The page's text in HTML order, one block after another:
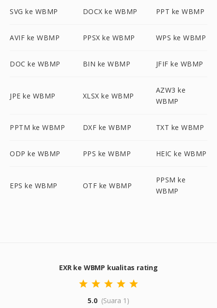
SVG ke WBMP DOCX ke WBMP PPT ke WBMP
AVIF ke WBMP PPSX ke WBMP WPS ke WBMP
DOC ke WBMP BIN ke WBMP JFIF ke WBMP
JPE ke WBMP XLSX ke WBMP
AZW3 ke
WBMP
PPTM ke WBMP DXF ke WBMP TXT ke WBMP
ODP ke WBMP PPS ke WBMP HEIC ke WBMP
EPS ke WBMP OTF ke WBMP
PPSM ke
WBMP
EXR ke WBMP kualitas rating
5.0 (Suara 1)